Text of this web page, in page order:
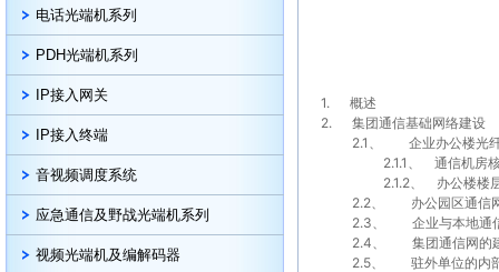
电话光端机系列
PDH光端机系列
IP接入网关
IP接入终端
音视频调度系统
应急通信及野战光端机系列
视频光端机及编解码器
1.
概述
2.
集团通信基础网络建设
2.1 、
企业办公楼光
2.1.1 、
通信机房
2.1.2、
办公楼楼
2.2、
办公园区通信
2.3、
企业与本地通
2.4、
集团通信网的
2.5、
驻外单位的内